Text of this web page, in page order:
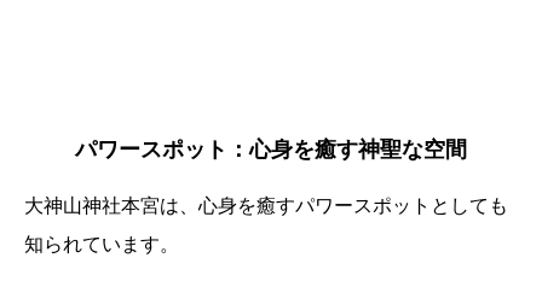
パワースポット：心身を癒す神聖な空間
大神山神社本宮は、心身を癒すパワースポットとしても
知られています。